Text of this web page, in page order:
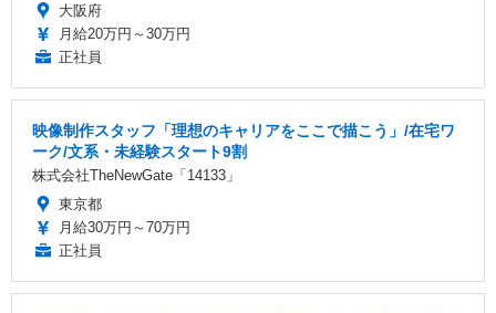
大阪府
月給20万円～30万円
正社員
映像制作スタッフ「理想のキャリアをここで描こう」/在宅ワ
ーク/文系・未経験スタート9割
株式会社TheNewGate「14133」
東京都
月給30万円～70万円
正社員